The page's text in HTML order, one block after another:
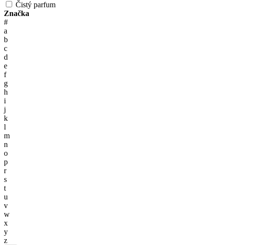
Čistý parfum
Značka
#
a
b
c
d
e
f
g
h
i
j
k
l
m
n
o
p
r
s
t
u
v
w
x
y
z